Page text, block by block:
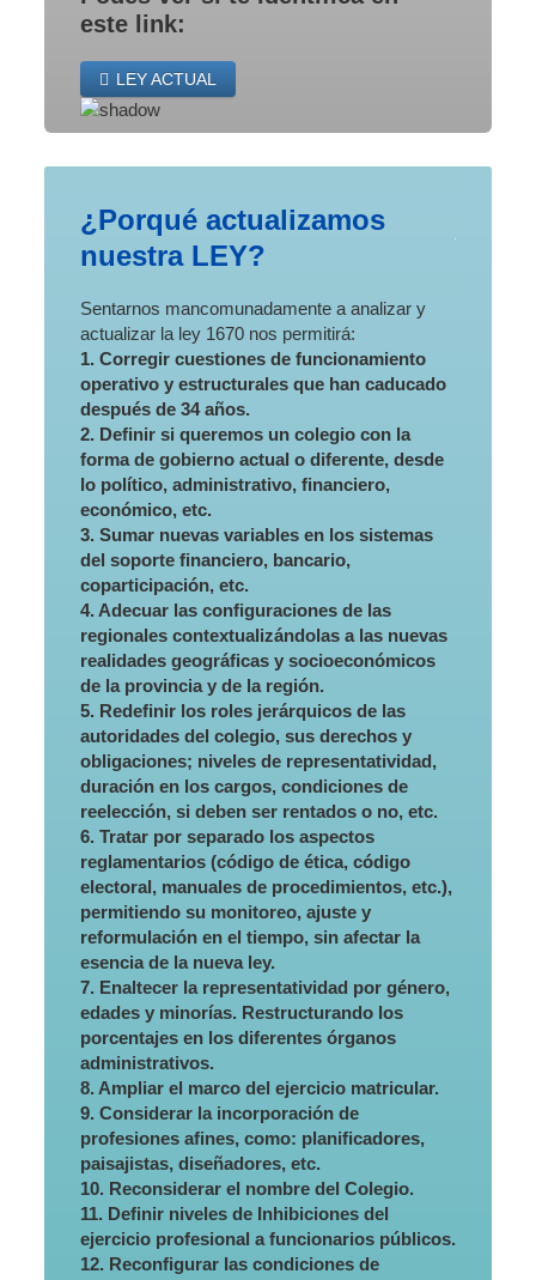
este link:
LEY ACTUAL
¿Porqué actualizamos
nuestra LEY?
Sentarnos mancomunadamente a analizar y
actualizar la ley 1670 nos permitirá:
1. Corregir cuestiones de funcionamiento
operativo y estructurales que han caducado
después de 34 años.
2. Definir si queremos un colegio con la
forma de gobierno actual o diferente, desde
lo político, administrativo, financiero,
económico, etc.
3. Sumar nuevas variables en los sistemas
del soporte financiero, bancario,
coparticipación, etc.
4. Adecuar las configuraciones de las
regionales contextualizándolas a las nuevas
realidades geográficas y socioeconómicos
de la provincia y de la región.
5. Redefinir los roles jerárquicos de las
autoridades del colegio, sus derechos y
obligaciones; niveles de representatividad,
duración en los cargos, condiciones de
reelección, si deben ser rentados o no, etc.
6. Tratar por separado los aspectos
reglamentarios (código de ética, código
electoral, manuales de procedimientos, etc.),
permitiendo su monitoreo, ajuste y
reformulación en el tiempo, sin afectar la
esencia de la nueva ley.
7. Enaltecer la representatividad por género,
edades y minorías. Restructurando los
porcentajes en los diferentes órganos
administrativos.
8. Ampliar el marco del ejercicio matricular.
9. Considerar la incorporación de
profesiones afines, como: planificadores,
paisajistas, diseñadores, etc.
10. Reconsiderar el nombre del Colegio.
11. Definir niveles de Inhibiciones del
ejercicio profesional a funcionarios públicos.
12. Reconfigurar las condiciones de